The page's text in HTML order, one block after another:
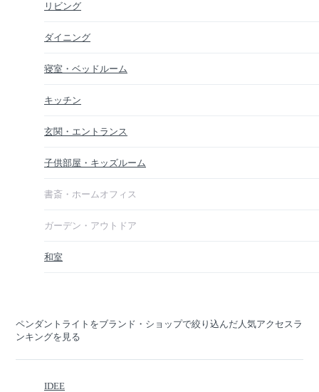
リビング
ダイニング
寝室・ベッドルーム
キッチン
玄関・エントランス
子供部屋・キッズルーム
書斎・ホームオフィス
ガーデン・アウトドア
和室
ペンダントライトをブランド・ショップで絞り込んだ人気アクセスラ
ンキングを見る
IDEE